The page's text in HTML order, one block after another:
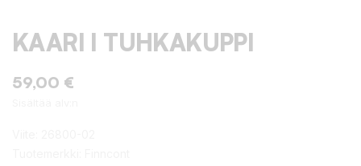
KAARI I TUHKAKUPPI
59,00 €